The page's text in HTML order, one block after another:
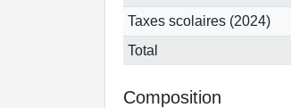
Taxes scolaires (2024)
Total
Composition